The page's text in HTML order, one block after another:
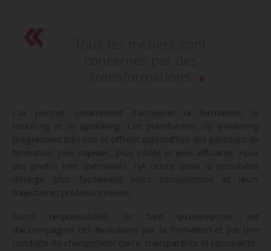
L’IA permet notamment d’accélérer la formation, le
reskilling et le upskilling. Les plateformes de e-learning
progressent très vite et offrent aujourd’hui des parcours de
formation plus rapides, plus ciblés et plus efficaces. Pour
des profils très spécialisés, l’IA ouvre aussi la possibilité
d’élargir plus facilement leurs compétences et leurs
trajectoires professionnelles.
Notre responsabilité, en tant qu’entreprise, est
d’accompagner ces évolutions par la formation et par une
conduite du changement claire, transparente et rassurante.